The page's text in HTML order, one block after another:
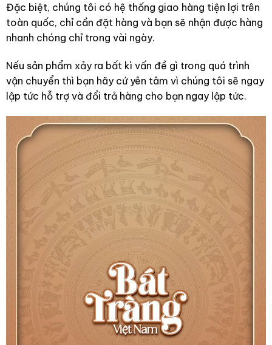
Đặc biệt, chúng tôi có hệ thống giao hàng tiện lợi trên
toàn quốc, chỉ cần đặt hàng và bạn sẽ nhận được hàng
nhanh chóng chỉ trong vài ngày.
Nếu sản phẩm xảy ra bất kì vấn đề gì trong quá trình
vận chuyển thì bạn hãy cứ yên tâm vì chúng tôi sẽ ngay
lập tức hỗ trợ và đổi trả hàng cho bạn ngay lập tức.